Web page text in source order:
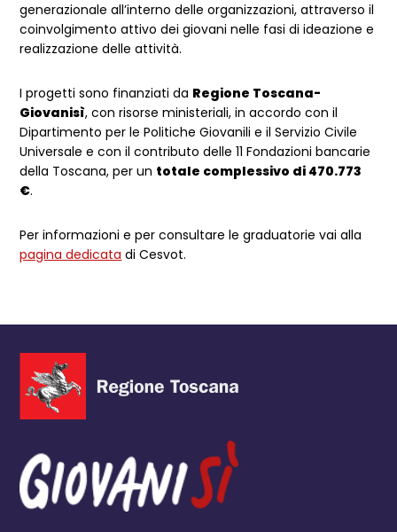
generazionale all’interno delle organizzazioni, attraverso il
coinvolgimento attivo dei giovani nelle fasi di ideazione e
realizzazione delle attività.
I progetti sono finanziati da Regione Toscana-
Giovanisì, con risorse ministeriali, in accordo con il
Dipartimento per le Politiche Giovanili e il Servizio Civile
Universale e con il contributo delle 11 Fondazioni bancarie
della Toscana, per un totale complessivo di 470.773
€.
Per informazioni e per consultare le graduatorie vai alla
pagina dedicata di Cesvot.